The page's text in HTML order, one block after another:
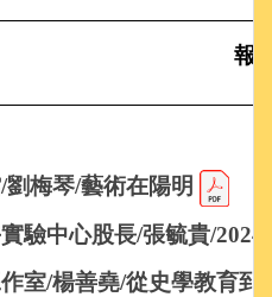
報
梅琴/藝術在陽明
驗中心股長/張毓貴/
室/楊善堯/從史學教育